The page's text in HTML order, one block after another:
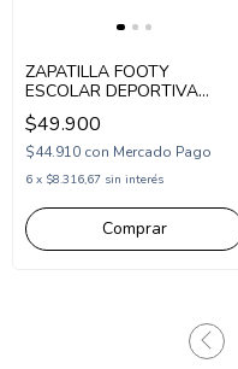
ZAPATILLA FOOTY
ESCOLAR DEPORTIVA
ACORDONADA 33-38
NEGRO (SCH51/1N)
$49.900
$44.910 con Mercado Pago
6 x $8.316,67 sin interés
Comprar